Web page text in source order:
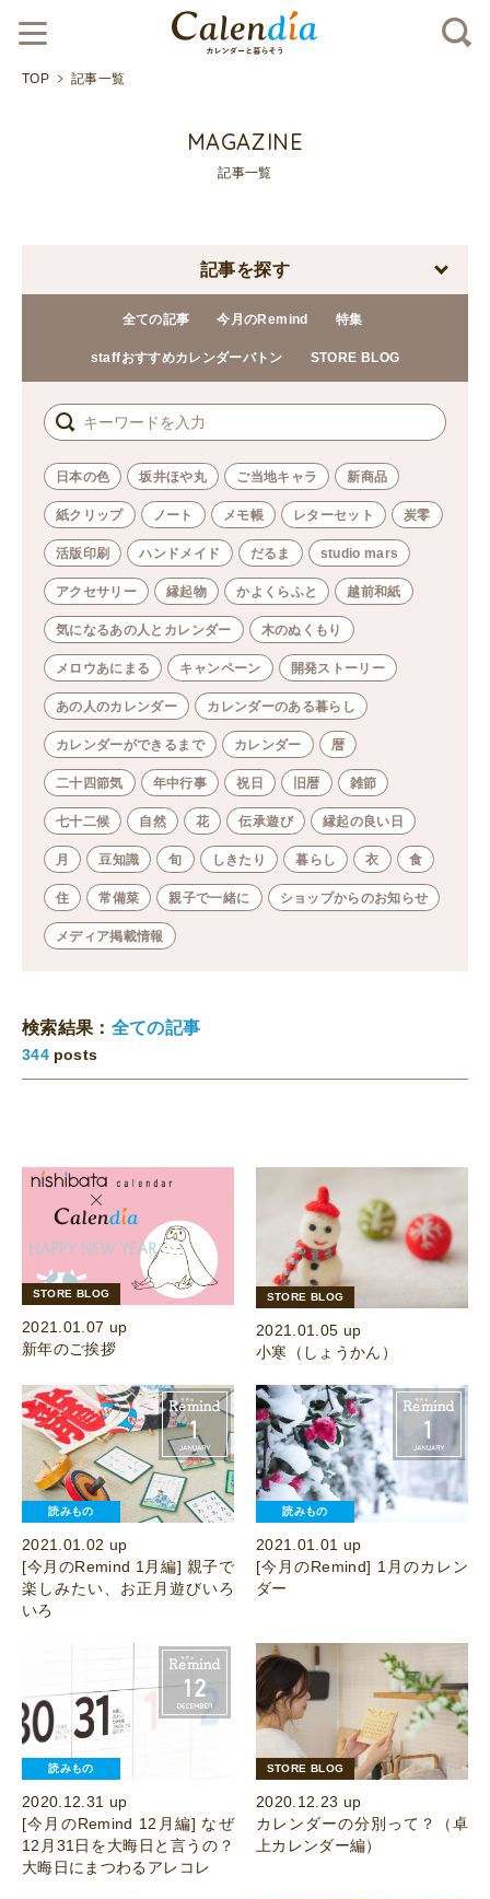
TOP 記事一覧
MAGAZINE
記事一覧
記事を探す
全ての記事 今月のRemind 特集
staffおすすめカレンダーバトン STORE BLOG
日本の色 坂井ほや丸 ご当地キャラ 新商品
紙クリップ ノート メモ帳 レターセット 炭零
活版印刷 ハンドメイド だるま studio mars
アクセサリー 縁起物 かよくらふと 越前和紙
気になるあの人とカレンダー 木のぬくもり
メロウあにまる キャンペーン 開発ストーリー
あの人のカレンダー カレンダーのある暮らし
カレンダーができるまで カレンダー 暦
二十四節気 年中行事 祝日 旧暦 雑節
七十二候 自然 花 伝承遊び 縁起の良い日
月 豆知識 旬 しきたり 暮らし 衣 食
住 常備菜 親子で一緒に ショップからのお知らせ
メディア掲載情報
検索結果： 全ての記事
344 posts
STORE BLOG
2021.01.07 up
新年のご挨拶
STORE BLOG
2021.01.05 up
小寒（しょうかん）
読みもの
2021.01.02 up
[今月のRemind 1月編] 親子で
楽しみたい、お正月遊びいろ
いろ
読みもの
2021.01.01 up
[今月のRemind] 1月のカレン
ダー
読みもの
2020.12.31 up
[今月のRemind 12月編] なぜ
12月31日を大晦日と言うの？
大晦日にまつわるアレコレ
STORE BLOG
2020.12.23 up
カレンダーの分別って？（卓
上カレンダー編）